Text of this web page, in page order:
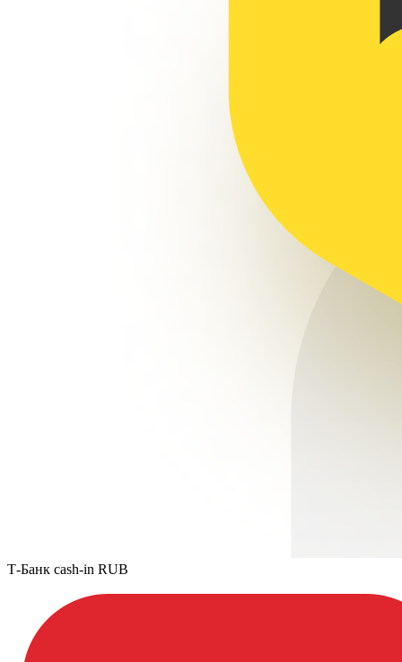
Т-Банк cash-in RUB